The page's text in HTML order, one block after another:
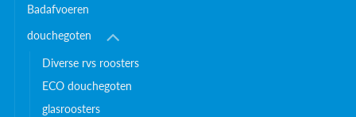
Badafvoeren
douchegoten
Diverse rvs roosters
ECO douchegoten
glasroosters